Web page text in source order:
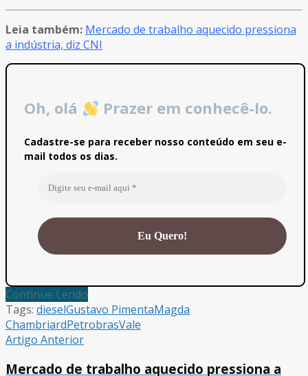
Leia também: Mercado de trabalho aquecido pressiona
a indústria, diz CNI
Oh, olá Prazer em conhecê-lo.
Cadastre-se para receber nosso conteúdo em seu e-
mail todos os dias.
Continue Lendo
Tags: dieselGustavo PimentaMagda
ChambriardPetrobrasVale
Artigo Anterior
Mercado de trabalho aquecido pressiona a